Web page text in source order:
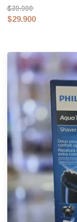
$39.900
$29.900